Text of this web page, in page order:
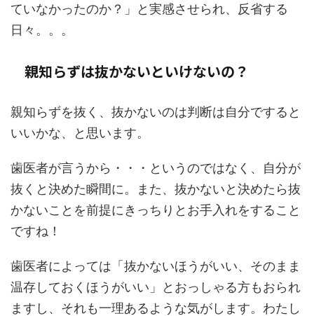
ていなかったのか？」と実感させられ、反省する
日々。。。
親知らずは抜かないといけないの？
親知らずを抜く、抜かないのは判断は自分ですると
いいかな、と思います。
歯医者が言うから・・・というのではなく、自分が
抜くと決めた瞬間に。また、抜かないと決めたら抜
かないことを前提にきっちりとお手入れをすること
ですね！
歯医者によっては「抜かないほうがいい、そのまま
温存しておくほうがいい」とおっしゃる方もおられ
ますし、それも一理あるような気がします。わたし